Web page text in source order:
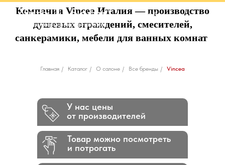
Компания Vincea Италия — производство
душевых ограждений, смесителей,
санкерамики, мебели для ванных комнат
Главная / Каталог / О салоне / Все бренды / Vincea
Товар можно посмотреть
и потрогать
У нас цены
от производителей